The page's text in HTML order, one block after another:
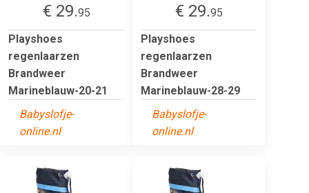
€ 29.95
Playshoes
regenlaarzen
Brandweer
Marineblauw-20-21
Babyslofje-
online.nl
€ 29.95
Playshoes
regenlaarzen
Brandweer
Marineblauw-28-29
Babyslofje-
online.nl